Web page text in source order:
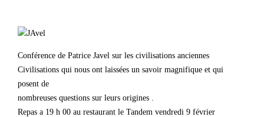
Conférence de Patrice Javel sur les civilisations anciennes
Civilisations qui nous ont laissées un savoir magnifique et qui
posent de
nombreuses questions sur leurs origines .
Repas a 19 h 00 au restaurant le Tandem vendredi 9 février